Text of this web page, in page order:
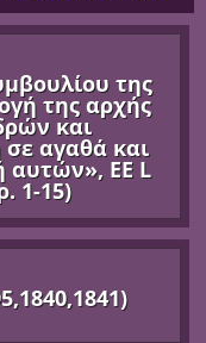
της
της αρχής
και
αγαθά και
αυτών», ΕΕ L
1-15)